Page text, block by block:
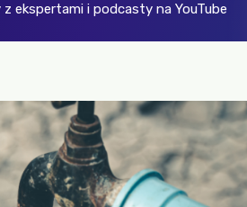
z ekspertami i podcasty na YouTube